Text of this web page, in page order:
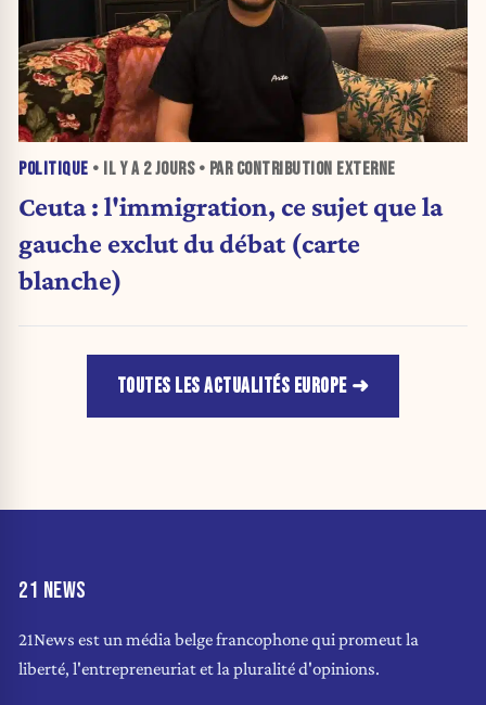
POLITIQUE • IL Y A 2 JOURS• PAR CONTRIBUTION EXTERNE
Ceuta : l'immigration, ce sujet que la
gauche exclut du débat (carte
blanche)
TOUTES LES ACTUALITÉS EUROPE
21 NEWS
21News est un média belge francophone qui promeut la
liberté, l'entrepreneuriat et la pluralité d'opinions.